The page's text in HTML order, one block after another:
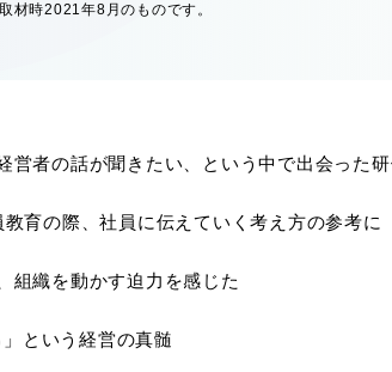
材時2021年8月のものです。
者の話が聞きたい、という中で出会った研
育の際、社員に伝えていく考え方の参考に
織を動かす迫力を感じた
という経営の真髄